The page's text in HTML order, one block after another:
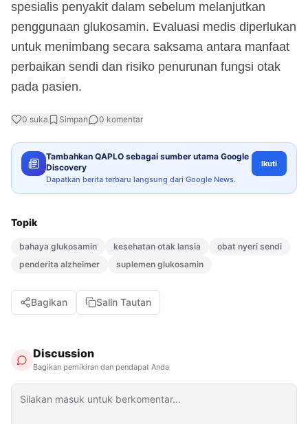
spesialis penyakit dalam sebelum melanjutkan
penggunaan glukosamin. Evaluasi medis diperlukan
untuk menimbang secara saksama antara manfaat
perbaikan sendi dan risiko penurunan fungsi otak
pada pasien.
0 suka Simpan 0 komentar
Tambahkan QAPLO sebagai sumber utama Google
Discovery
Dapatkan berita terbaru langsung dari Google News.
Ikuti
Topik
bahaya glukosamin kesehatan otak lansia
obat nyeri sendi
penderita alzheimer
suplemen glukosamin
Bagikan Salin Tautan
Discussion
Bagikan pemikiran dan pendapat Anda